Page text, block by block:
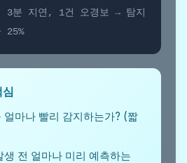
분 지연, 1건 오경보 → 탐지
25%
얼마나 빨리 감지하는가? (짧
생 전 얼마나 미리 예측하는